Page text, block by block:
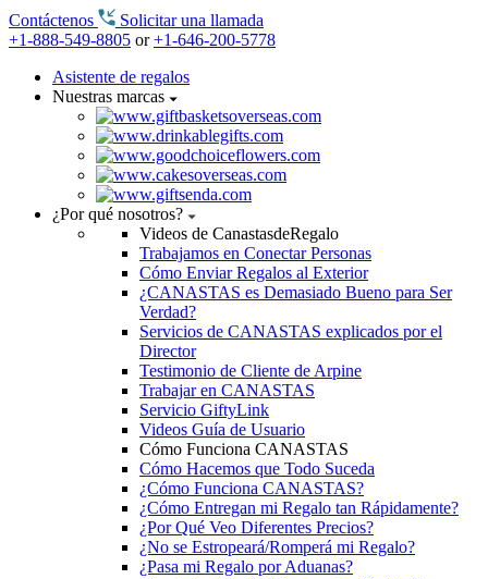
Contáctenos
Solicitar una llamada
+1-888-549-8805 or+1-646-200-5778
Asistente de regalos
Nuestras marcas
¿Por qué nosotros?
Videos de CanastasdeRegalo
Trabajamos en Conectar Personas
Cómo Enviar Regalos al Exterior
¿CANASTAS es Demasiado Bueno para Ser
Verdad?
Servicios de CANASTAS explicados por el
Director
Testimonio de Cliente de Arpine
Trabajar en CANASTAS
Servicio GiftyLink
Videos Guía de Usuario
Cómo Funciona CANASTAS
Cómo Hacemos que Todo Suceda
¿Cómo Funciona CANASTAS?
¿Cómo Entregan mi Regalo tan Rápidamente?
¿Por Qué Veo Diferentes Precios?
¿No se Estropeará/Romperá mi Regalo?
¿Pasa mi Regalo por Aduanas?